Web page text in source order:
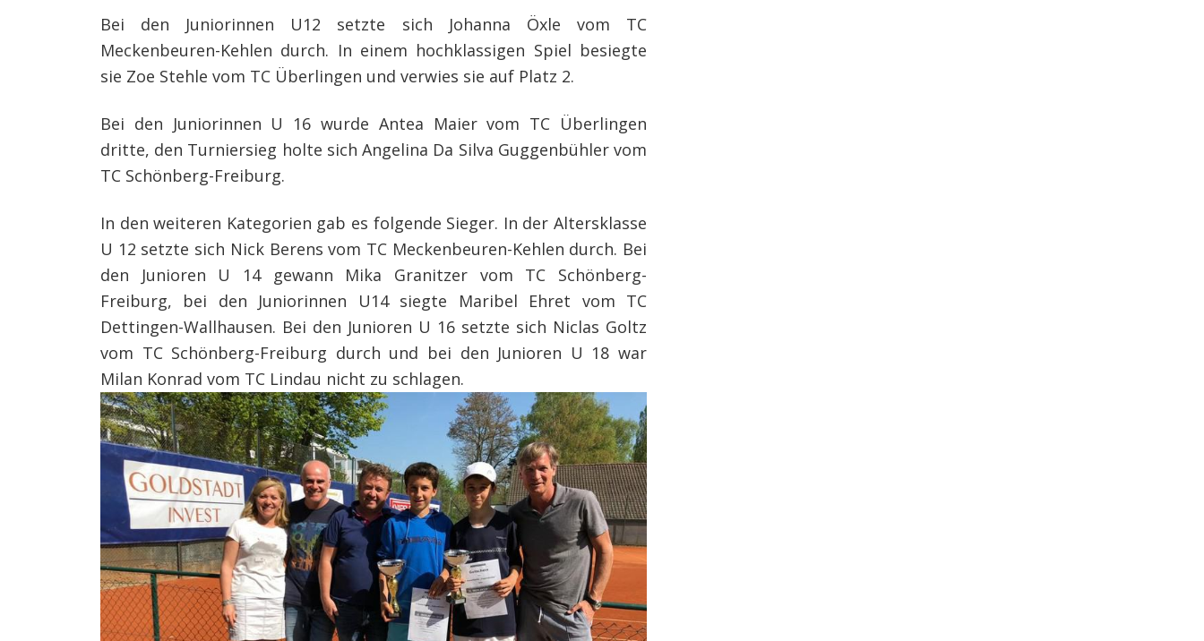
Bei den Juniorinnen U12 setzte sich Johanna Öxle vom TC
Meckenbeuren-Kehlen durch. In einem hochklassigen Spiel besiegte
sie Zoe Stehle vom TC Überlingen und verwies sie auf Platz 2.
Bei den Juniorinnen U 16 wurde Antea Maier vom TC Überlingen
dritte, den Turniersieg holte sich Angelina Da Silva Guggenbühler vom
TC Schönberg-Freiburg.
In den weiteren Kategorien gab es folgende Sieger. In der Altersklasse
U 12 setzte sich Nick Berens vom TC Meckenbeuren-Kehlen durch. Bei
den Junioren U 14 gewann Mika Granitzer vom TC Schönberg-
Freiburg, bei den Juniorinnen U14 siegte Maribel Ehret vom TC
Dettingen-Wallhausen. Bei den Junioren U 16 setzte sich Niclas Goltz
vom TC Schönberg-Freiburg durch und bei den Junioren U 18 war
Milan Konrad vom TC Lindau nicht zu schlagen.